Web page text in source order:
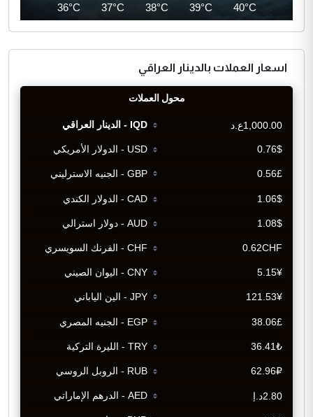
40°C
39°C
38°C
37°C
36°C
اسعار العملات بالدينار العراقي